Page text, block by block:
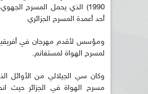
1990) الذي يحمل المسرح
أحد أعمدة المسرح الجزائري
ومؤسس لأقدم مهرجان في
لمسرح الهواة لمستغانم.
وكان سي الجيلالي من الأوائل
مسرح الهواة في الجزائر حيث